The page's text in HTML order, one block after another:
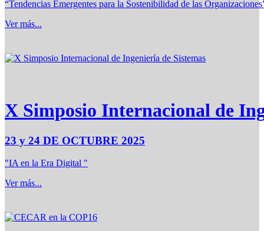
“Tendencias Emergentes para la Sostenibilidad de las
Ver más...
X Simposio Internacional de
23 y 24 DE OCTUBRE 2025
"IA en la Era Digital "
Ver más...